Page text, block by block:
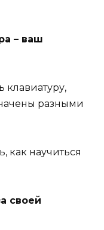
– ваш
клавиатуру,
разными
как научиться
своей